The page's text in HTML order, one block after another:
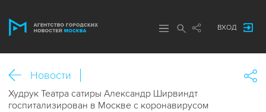
ВХОД
Новости
Худрук Театра сатиры Александр Ширвиндт
госпитализирован в Москве с коронавирусом